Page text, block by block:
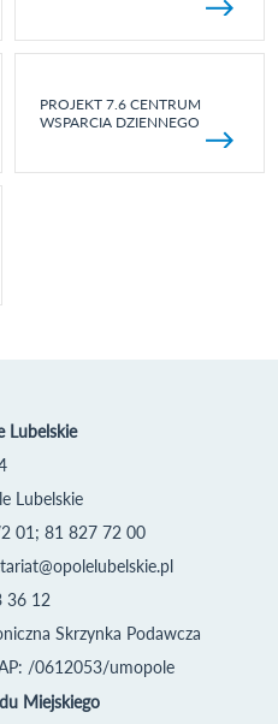
PROJEKT 7.6 CENTRUM
WSPARCIA DZIENNEGO
Lubelskie
Lubelskie
01; 81 827 72 00
36 12
Skrzynka Podawcza
/0612053/umopole
Miejskiego